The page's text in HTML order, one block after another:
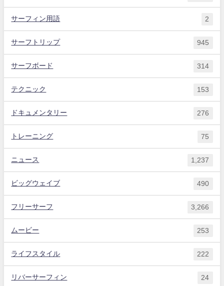
サーフィン用語 2
サーフトリップ 945
サーフボード 314
テクニック 153
ドキュメンタリー 276
トレーニング 75
ニュース 1,237
ビッグウェイブ 490
フリーサーフ 3,266
ムービー 253
ライフスタイル 222
リバーサーフィン 24